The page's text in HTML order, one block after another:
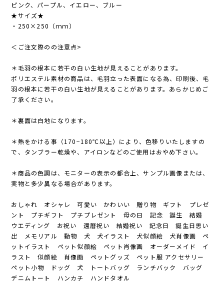
ピンク、パープル、イエロー、ブルー
★サイズ★
・250×250（ｍｍ）
＜ご注文際のの注意点>
＊毛羽の根本に若干の白い生地が見えることがあります。
ポリエステル素材の商品は、毛羽立った表面になる為、印刷後、毛
羽の根本に若干の白い生地が見えることがあります。あらかじめご
了承ください。
＊裏面は白地になります。
＊熱をかける事（170−180℃以上）により、色移りいたしますの
で、タンブラー乾燥や、アイロンなどのご使用はおやめ下さい。
＊商品の色調は、モニターの表示の都合上、サンプル画像または、
実物と多少異なる場合があります。
おしゃれ オシャレ 可愛い かわいい 贈り物 ギフト プレゼ
ント プチギフト プチプレゼント 母の日 記念 誕生 結婚
ウエディング お祝い 還暦祝い 結婚祝い 記念日 誕生日思い
出 メモリアル 動物 犬 犬イラスト 犬似顔絵 犬肖像画 ペ
ットイラスト ペット似顔絵 ペット肖像画 オーダーメイド イ
ラスト 似顔絵 肖像画 ペットグッズ ペット服 アクセサリー
ペット小物 ドッグ 犬 トートバッグ ランチバック バッグ
デニムトート ハンカチ ハンドタオル